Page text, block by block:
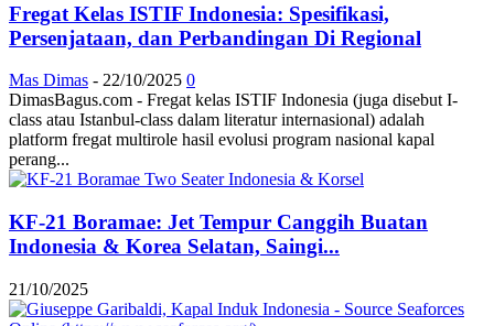
Fregat Kelas ISTIF Indonesia: Spesifikasi,
Persenjataan, dan Perbandingan Di Regional
Mas Dimas - 22/10/2025 0
DimasBagus.com - Fregat kelas ISTIF Indonesia (juga disebut I-
class atau Istanbul-class dalam literatur internasional) adalah
platform fregat multirole hasil evolusi program nasional kapal
perang...
KF-21 Boramae: Jet Tempur Canggih Buatan
Indonesia & Korea Selatan, Saingi...
21/10/2025